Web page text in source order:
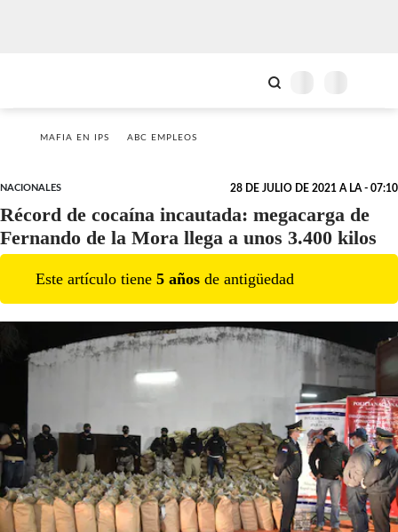
MAFIA EN IPS ABC EMPLEOS
NACIONALES 28 DE JULIO DE 2021 A LA - 07:10
Récord de cocaína incautada: megacarga de
Fernando de la Mora llega a unos 3.400 kilos
Este artículo tiene 5 años de antigüedad